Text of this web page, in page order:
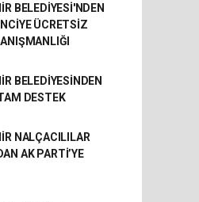
BELEDİYESİ'NDEN
ÜCRETSİZ
BELEDİYESİNDEN
DESTEK
NALÇACILILAR
AK PARTİ’YE